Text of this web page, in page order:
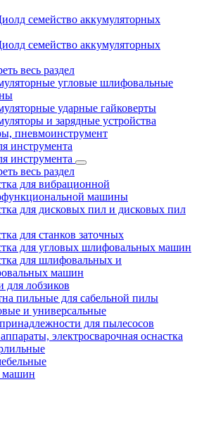
семейство аккумуляторных
семейство аккумуляторных
весь раздел
угловые шлифовальные
ударные гайковерты
и зарядные устройства
пневмоинструмент
инструмента
инструмента
весь раздел
для вибрационной
машины
для дисковых пил и дисковых пил
для станков заточных
для угловых шлифовальных машин
для шлифовальных и
машин
для лобзиков
пильные для сабельной пилы
и универсальные
для пылесосов
электросварочная оснастка
машин